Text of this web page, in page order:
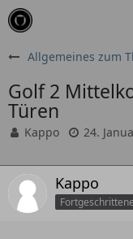
Allgemeines zum
Golf 2
Türen
Kappo 24.
Kappo